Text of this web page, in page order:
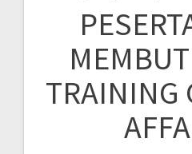
TRAINING